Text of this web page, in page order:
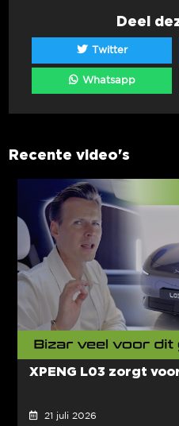
Deel
Twitter
Whatsapp
Recente video's
XPENG L03 zorgt
21 juli 2026